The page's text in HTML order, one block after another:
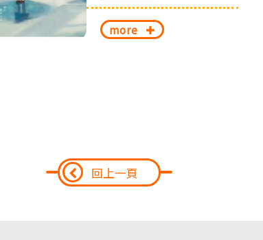
more
回上一頁